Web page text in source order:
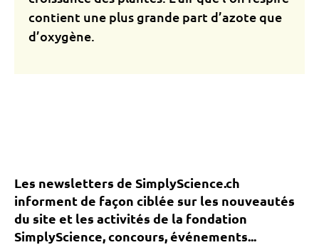
contient une plus grande part d’azote que
d’oxygène.
Les newsletters de SimplyScience.ch
informent de façon ciblée sur les nouveautés
du site et les activités de la fondation
SimplyScience, concours, événements...